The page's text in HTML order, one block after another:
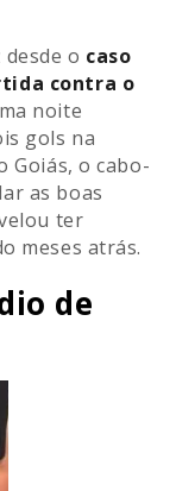
o caso
contra o
noite
gols na
Goiás, o cabo-
as boas
ter
meses atrás.
de